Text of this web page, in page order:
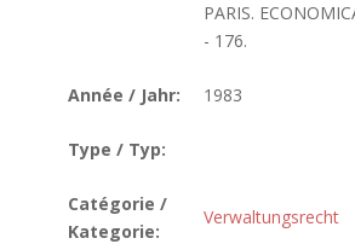
PARIS.
- 176.
Année / Jahr: 1983
Type / Typ:
Catégorie /
Kategorie:
Verwaltungsrecht